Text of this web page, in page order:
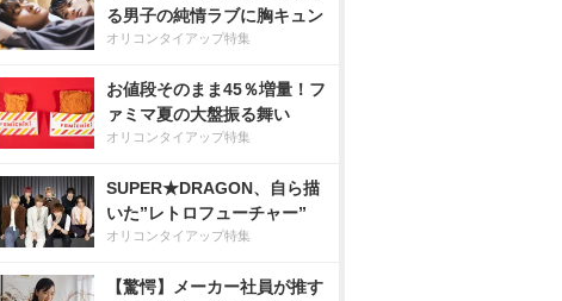
る男子の純情ラブに胸キュン
オリコンタイアップ特集
お値段そのまま45％増量！フ
ァミマ夏の大盤振る舞い
オリコンタイアップ特集
SUPER★DRAGON、自ら描
いた”レトロフューチャー”
オリコンタイアップ特集
【驚愕】メーカー社員が推す